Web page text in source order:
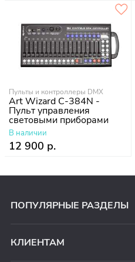
Пульты и контроллеры DMX
Art Wizard C-384N -
Пульт управления
световыми приборами
В наличии
12 900 р.
ПОПУЛЯРНЫЕ РАЗДЕЛЫ
КЛИЕНТАМ